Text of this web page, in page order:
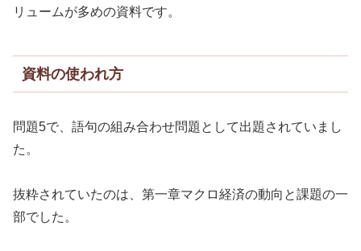
リュームが多めの資料です。
資料の使われ方
問題5で、語句の組み合わせ問題として出題されていまし
た。
抜粋されていたのは、第一章マクロ経済の動向と課題の一
部でした。